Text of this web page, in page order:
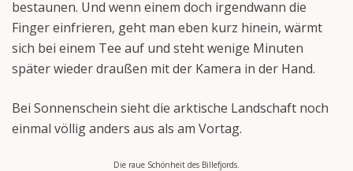
bestaunen. Und wenn einem doch irgendwann die
Finger einfrieren, geht man eben kurz hinein, wärmt
sich bei einem Tee auf und steht wenige Minuten
später wieder draußen mit der Kamera in der Hand.
Bei Sonnenschein sieht die arktische Landschaft noch
einmal völlig anders aus als am Vortag.
Die raue Schönheit des Billefjords.